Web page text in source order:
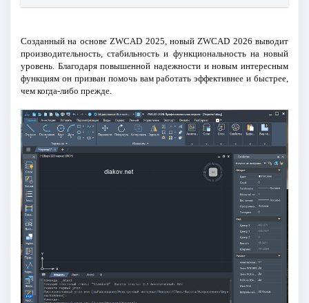
Созданный на основе ZWCAD 2025, новый ZWCAD 2026 выводит
производительность, стабильность и функциональность на новый
уровень. Благодаря повышенной надежности и новым интересным
функциям он призван помочь вам работать эффективнее и быстрее,
чем когда-либо прежде.